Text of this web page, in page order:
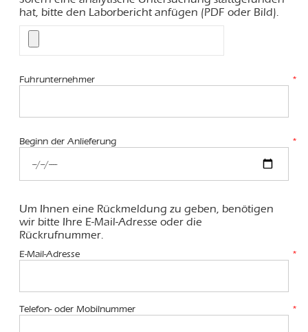
hat, bitte den Laborbericht anfügen (PDF oder Bild).
Fuhrunternehmer *
Beginn der Anlieferung *
Um Ihnen eine Rückmeldung zu geben, benötigen
wir bitte Ihre E-Mail-Adresse oder die
Rückrufnummer.
E-Mail-Adresse *
Telefon- oder Mobilnummer *